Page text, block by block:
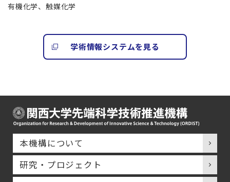
有機化学、触媒化学
学術情報システムを見る
本機構について
研究・プロジェクト